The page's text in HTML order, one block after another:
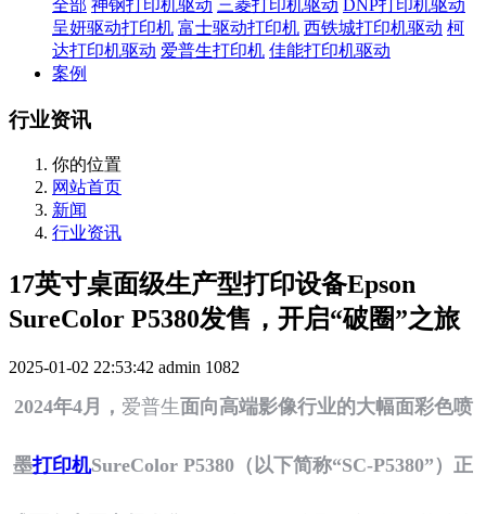
全部 神钢打印机驱动 三菱打印机驱动 DNP打印机驱动
呈妍驱动打印机 富士驱动打印机 西铁城打印机驱动 柯
达打印机驱动 爱普生打印机 佳能打印机驱动
案例
行业资讯
你的位置
网站首页
新闻
行业资讯
17英寸桌面级生产型打印设备Epson
SureColor P5380发售，开启“破圈”之旅
2025-01-02 22:53:42 admin 1082
2024年4月， 爱普生面向高端影像行业的大幅面彩色喷
墨打印机SureColor P5380（以下简称“SC-P5380”）正